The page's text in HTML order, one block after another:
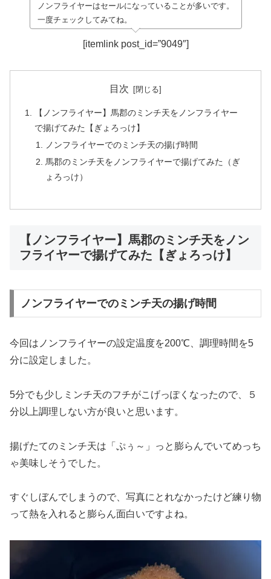
ノンフライヤーはセールになっていることが多いです。
一度チェックしてみてね。
[itemlink post_id=”9049″]
目次
【ノンフライヤー】馬郡のミンチ天をノンフライヤー
で揚げてみた【ぎょろっけ】
ノンフライヤーでのミンチ天の揚げ時間
馬郡のミンチ天をノンフライヤーで揚げてみた（ぎ
ょろっけ）
【ノンフライヤー】馬郡のミンチ天をノン
フライヤーで揚げてみた【ぎょろっけ】
ノンフライヤーでのミンチ天の揚げ時間
今回はノンフライヤーの設定温度を200℃、調理時間を5
分に設定しました。
5分でも少しミンチ天のフチがこげっぽくなったので、５
分以上調理しない方が良いと思います。
揚げたてのミンチ天は「ぷぅ～」っと膨らんでいてめっち
ゃ美味しそうでした。
すぐしぼんでしまうので、写真にとれなかったけど練り物
って熱を入れると膨らん面白いですよね。